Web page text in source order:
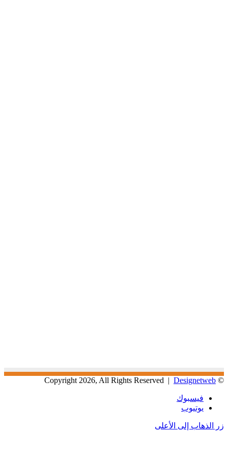
© Copyright 2026, All Rights Reserved |
Designetweb
فيسبوك
يوتيوب
زر الذهاب إلى الأعلى